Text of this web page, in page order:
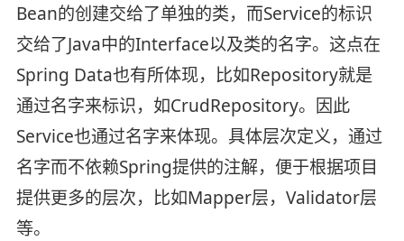
Bean的创建交给了单独的类，而Service的标识
交给了Java中的Interface以及类的名字。这点在
Spring Data也有所体现，比如Repository就是
通过名字来标识，如CrudRepository。因此
Service也通过名字来体现。具体层次定义，通过
名字而不依赖Spring提供的注解，便于根据项目
提供更多的层次，比如Mapper层，Validator层
等。